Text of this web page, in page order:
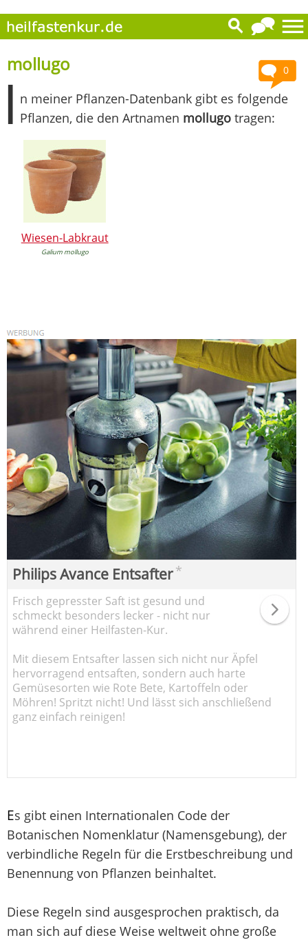
0
mollugo
I n meiner Pflanzen-Datenbank gibt es folgende
Pflanzen, die den Artnamen mollugo tragen:
Wiesen-Labkraut
Galium mollugo
Philips Avance Entsafter*
Frisch gepresster Saft ist gesund und
schmeckt besonders lecker - nicht nur
während einer Heilfasten-Kur.
Mit diesem Entsafter lassen sich nicht nur Äpfel
hervorragend entsaften, sondern auch harte
Gemüsesorten wie Rote Bete, Kartoffeln oder
Möhren! Spritzt nicht! Und lässt sich anschließend
ganz einfach reinigen!
Es gibt einen Internationalen Code der
Botanischen Nomenklatur (Namensgebung), der
verbindliche Regeln für die Erstbeschreibung und
Benennung von Pflanzen beinhaltet.
Diese Regeln sind ausgesprochen praktisch, da
man sich auf diese Weise weltweit ohne große